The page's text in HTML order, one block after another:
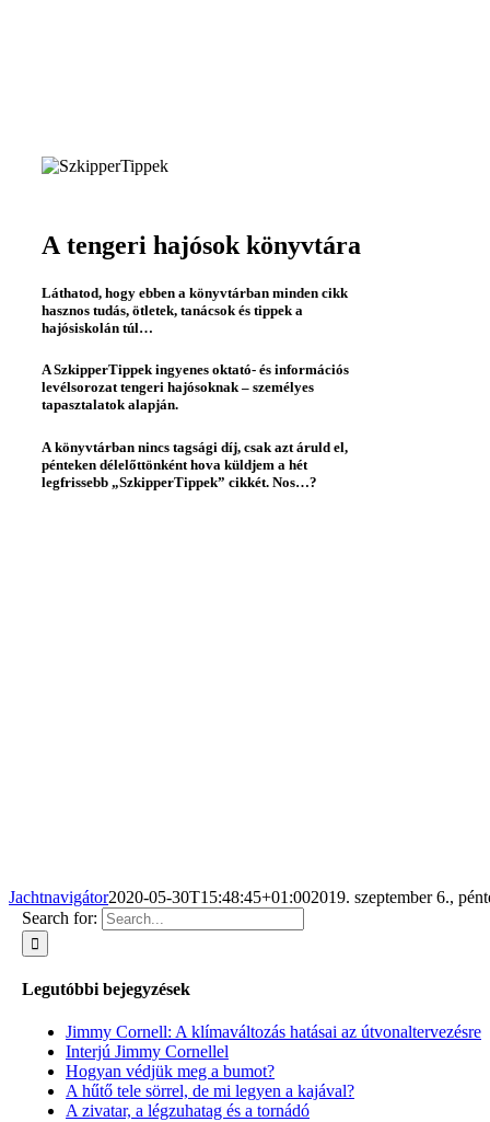
A tengeri hajósok könyvtára
Láthatod, hogy ebben a könyvtárban minden cikk
hasznos tudás, ötletek, tanácsok és tippek a
hajósiskolán túl…
A SzkipperTippek ingyenes oktató- és információs
levélsorozat tengeri hajósoknak – személyes
tapasztalatok alapján.
A könyvtárban nincs tagsági díj, csak azt áruld el,
pénteken délelőttönként hova küldjem a hét
legfrissebb „SzkipperTippek” cikkét. Nos…?
Jachtnavigátor2020-05-30T15:48:45+01:002019. szeptember 6.,
Search for:
Legutóbbi bejegyzések
Jimmy Cornell: A klímaváltozás hatásai az útvonaltervezésre
Interjú Jimmy Cornellel
Hogyan védjük meg a bumot?
A hűtő tele sörrel, de mi legyen a kajával?
A zivatar, a légzuhatag és a tornádó